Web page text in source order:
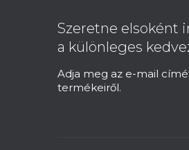
Szeretne elsoként
a különleges
Adja meg az e-mail
termékeiről.